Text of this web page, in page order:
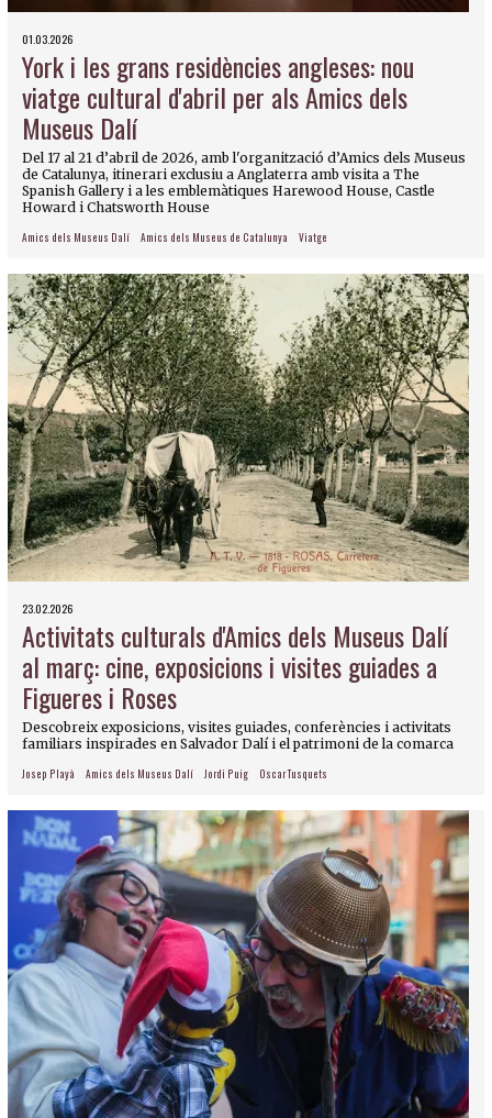
01.03.2026
York i les grans residències angleses: nou
viatge cultural d'abril per als Amics dels
Museus Dalí
Del 17 al 21 d’abril de 2026, amb l'organització d’Amics dels Museus
de Catalunya, itinerari exclusiu a Anglaterra amb visita a The
Spanish Gallery i a les emblemàtiques Harewood House, Castle
Howard i Chatsworth House
Amics dels Museus Dalí Amics dels Museus de Catalunya Viatge
23.02.2026
Activitats culturals d'Amics dels Museus Dalí
al març: cine, exposicions i visites guiades a
Figueres i Roses
Descobreix exposicions, visites guiades, conferències i activitats
familiars inspirades en Salvador Dalí i el patrimoni de la comarca
Josep Playà Amics dels Museus Dalí Jordi Puig Oscar Tusquets